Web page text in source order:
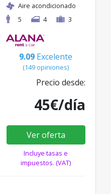
Aire acondicionado
5
4 3
9.09 Excelente
(149 opiniones)
Precio desde:
45€/día
Ver oferta
Incluye tasas e
impuestos. (VAT)